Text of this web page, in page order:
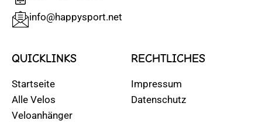
info@happysport.net
QUICKLINKS
Startseite
Alle Velos
Veloanhänger
RECHTLICHES
Impressum
Datenschutz